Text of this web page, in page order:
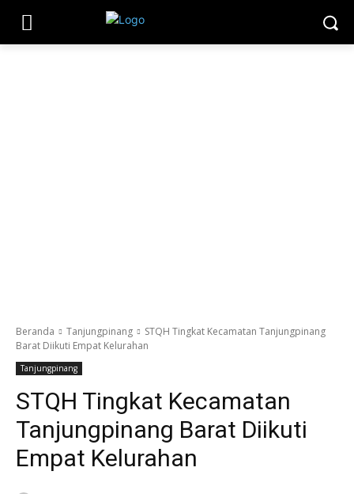
Beranda Tanjungpinang
STQH Tingkat Kecamatan Tanjungpinang
Barat Diikuti Empat Kelurahan
Tanjungpinang
STQH Tingkat Kecamatan
Tanjungpinang Barat Diikuti
Empat Kelurahan